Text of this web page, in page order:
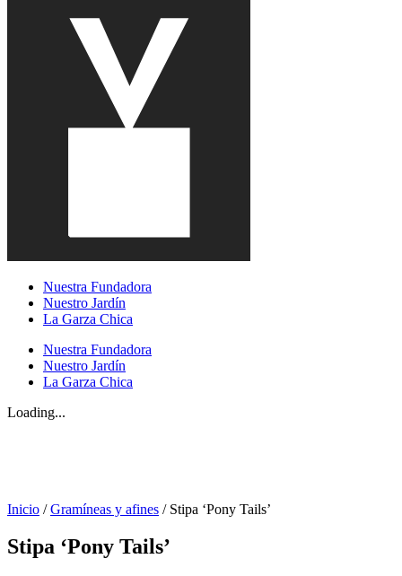
Nuestra Fundadora
Nuestro Jardín
La Garza Chica
Nuestra Fundadora
Nuestro Jardín
La Garza Chica
Loading...
Inicio /Gramíneas y afines / Stipa ‘Pony Tails’
Stipa ‘Pony Tails’